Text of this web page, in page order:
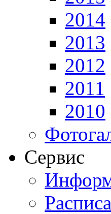
2014
2013
2012
2011
2010
Сервис